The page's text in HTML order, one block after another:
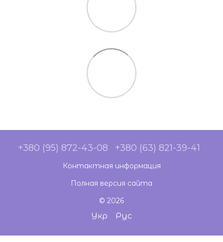
+380 (95) 872-43-08 +380 (63) 821-39-41
Контактная информация
Полная версия сайта
© 2026
Укр Рус